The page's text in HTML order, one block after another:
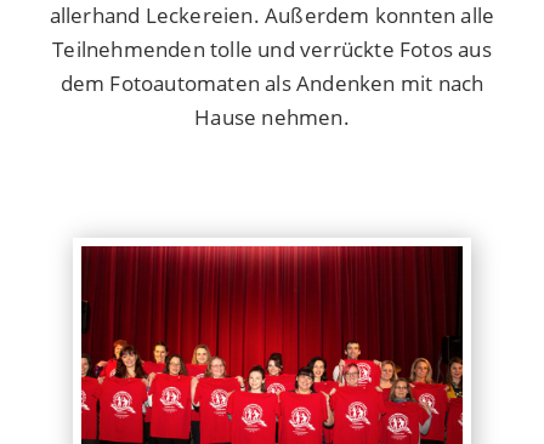
allerhand Leckereien. Außerdem konnten alle
Teilnehmenden tolle und verrückte Fotos aus
dem Fotoautomaten als Andenken mit nach
Hause nehmen.